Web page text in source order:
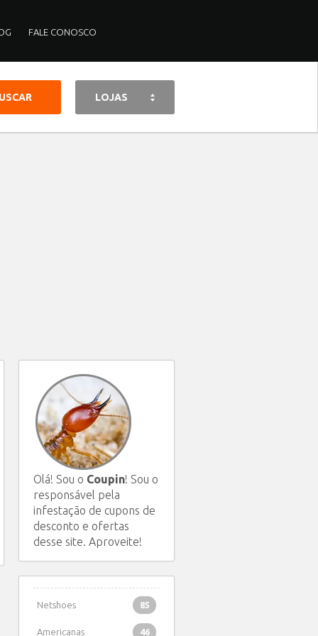
FALE CONOSCO
LOJAS
Olá! Sou o Coupin! Sou o
responsável pela
infestação de cupons de
desconto e ofertas
desse site. Aproveite!
Netshoes 85
Americanas 46